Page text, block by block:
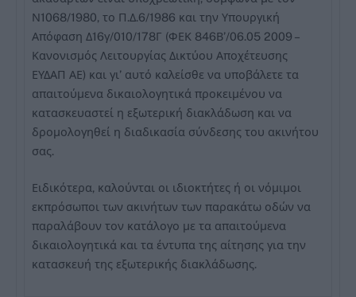
Ν1068/1980, το Π.Δ.6/1986 και την Υπουργική
Απόφαση Δ16γ/010/178Γ (ΦΕΚ 846Β’/06.05 2009 –
Κανονισμός Λειτουργίας Δικτύου Αποχέτευσης
ΕΥΔΑΠ ΑΕ) και γι’ αυτό καλείσθε να υποβάλετε τα
απαιτούμενα δικαιολογητικά προκειμένου να
κατασκευαστεί η εξωτερική διακλάδωση και να
δρομολογηθεί η διαδικασία σύνδεσης του ακινήτου
σας.
Ειδικότερα, καλούνται οι ιδιοκτήτες ή οι νόμιμοι
εκπρόσωποι των ακινήτων των παρακάτω οδών να
παραλάβουν τον κατάλογο με τα απαιτούμενα
δικαιολογητικά και τα έντυπα της αίτησης για την
κατασκευή της εξωτερικής διακλάδωσης.